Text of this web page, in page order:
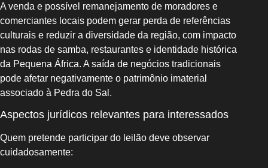
A venda e possível remanejamento de moradores e
comerciantes locais podem gerar perda de referências
culturais e reduzir a diversidade da região, com impacto
nas rodas de samba, restaurantes e identidade histórica
da Pequena África. A saída de negócios tradicionais
pode afetar negativamente o patrimônio imaterial
associado à Pedra do Sal.
Aspectos jurídicos relevantes para interessados
Quem pretende participar do leilão deve observar
cuidadosamente: